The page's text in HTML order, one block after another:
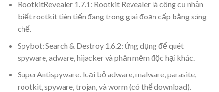
RootkitRevealer 1.7.1: Rootkit Revealer là công cụ nhận
biết rootkit tiên tiến đang trong giai đoạn cấp bằng sáng
chế.
Spybot: Search & Destroy 1.6.2: ứng dụng để quét
spyware, adware, hijacker và phần mềm độc hại khác.
SuperAntispyware: loại bỏ adware, malware, parasite,
rootkit, spyware, trojan, và worm (có thể download).